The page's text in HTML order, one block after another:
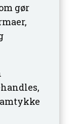
gør